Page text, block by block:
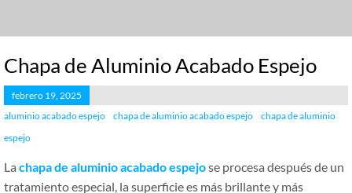
Chapa de Aluminio Acabado Espejo
febrero 19, 2025
aluminio acabado espejo
chapa de aluminio acabado espejo
chapa de aluminio
espejo
La chapa de aluminio acabado espejose procesa después de un
tratamiento especial, la superficie es más brillante y más